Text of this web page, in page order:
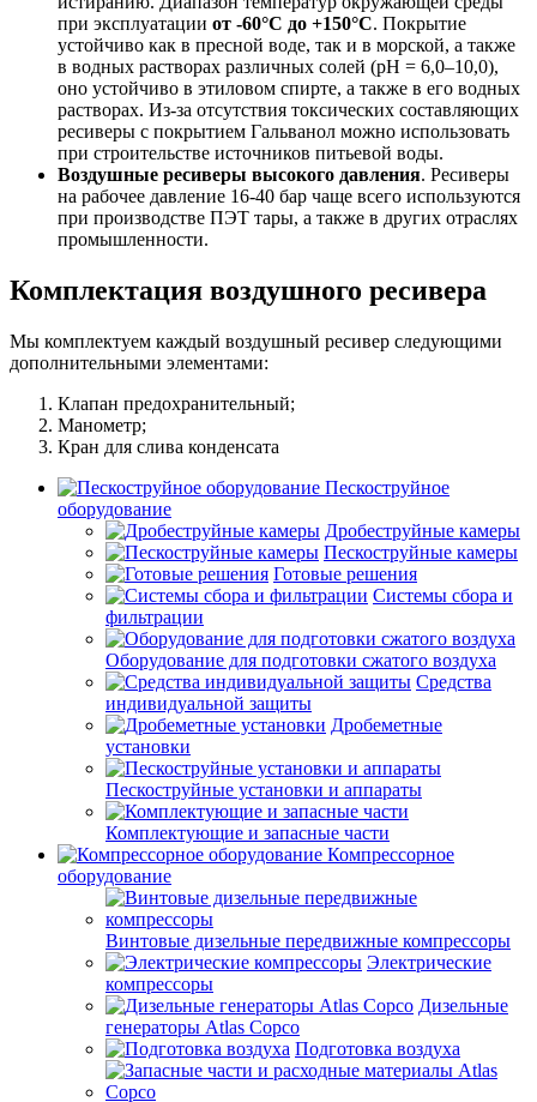
при эксплуатации от -60°С до +150°С. Покрытие
устойчиво как в пресной воде, так и в морской, а также
в водных растворах различных солей (pH = 6,0–10,0),
оно устойчиво в этиловом спирте, а также в его водных
растворах. Из-за отсутствия токсических составляющих
ресиверы с покрытием Гальванол можно использовать
при строительстве источников питьевой воды.
Воздушные ресиверы высокого давления. Ресиверы
на рабочее давление 16-40 бар чаще всего используются
при производстве ПЭТ тары, а также в других отраслях
промышленности.
Комплектация воздушного ресивера
Мы комплектуем каждый воздушный ресивер следующими
дополнительными элементами:
Клапан предохранительный;
Манометр;
Кран для слива конденсата
Пескоструйное
оборудование
Дробеструйные камеры
Пескоструйные камеры
Готовые решения
Системы сбора и
фильтрации
Оборудование для подготовки сжатого воздуха
Средства
индивидуальной защиты
Дробеметные
установки
Пескоструйные установки и аппараты
Комплектующие и запасные части
Компрессорное
оборудование
Винтовые дизельные передвижные компрессоры
Электрические
компрессоры
Дизельные
генераторы Atlas Copco
Подготовка воздуха